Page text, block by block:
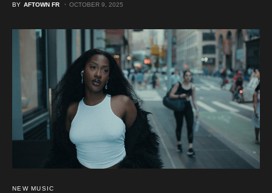
BY AFTOWN FR OCTOBER 9, 2025
NEW MUSIC